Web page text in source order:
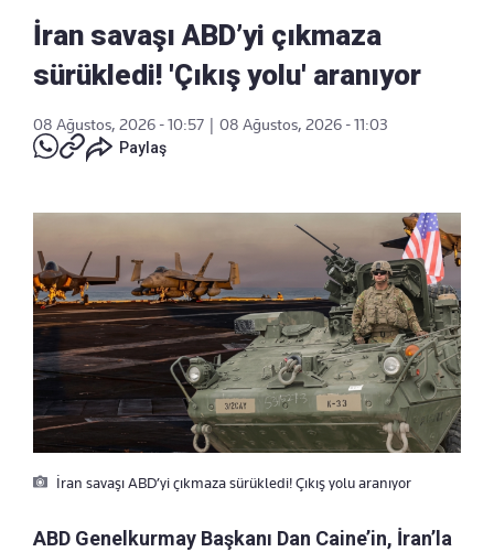
İran savaşı ABD’yi çıkmaza
sürükledi! 'Çıkış yolu' aranıyor
08 Ağustos, 2026 - 10:57
08 Ağustos, 2026 - 11:03
Paylaş
İran savaşı ABD’yi çıkmaza sürükledi! Çıkış yolu aranıyor
ABD Genelkurmay Başkanı Dan Caine’in, İran’la